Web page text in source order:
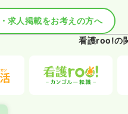
求人掲載をお考えの方へ
看護roo!の